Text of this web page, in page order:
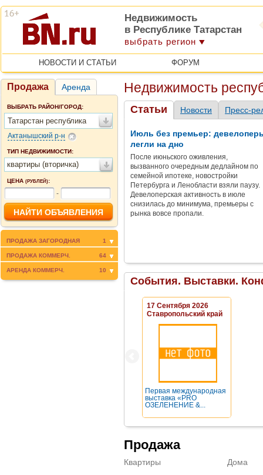
Недвижимость
в Республике Татарстан
выбрать регион
НОВОСТИ И СТАТЬИ ФОРУМ
Продажа Аренда
ВЫБРАТЬ РАЙОН/ГОРОД:
Татарстан республика
Актанышский р-н
ТИП НЕДВИЖИМОСТИ:
квартиры (вторичка)
ЦЕНА (РУБЛЕЙ):
-
ПРОДАЖА ЗАГОРОДНАЯ 1
ПРОДАЖА КОММЕРЧ. 64
АРЕНДА КОММЕРЧ. 10
Недвижимость
Статьи Новости Пресс-
Июль без премьер:
легли на дно
После июньского оживления,
вызванного очередным дедлайном по
семейной ипотеке, новостройки
Петербурга и Ленобласти взяли паузу.
Девелоперская активность в июле
снизилась до минимума, премьеры с
рынка вовсе пропали.
События. Выставки.
17 Сентября 2026
Ставропольский край
Первая международная
выставка «PRO
ОЗЕЛЕНЕНИЕ &...
Продажа
Квартиры
Дома